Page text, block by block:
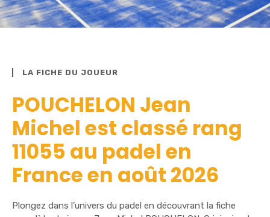
LA FICHE DU JOUEUR
POUCHELON Jean
Michel est classé rang
11055 au padel en
France en août 2026
Plongez dans l’univers du padel en découvrant la fiche